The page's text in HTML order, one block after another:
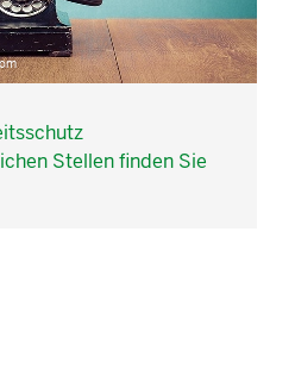
Stellen finden Sie